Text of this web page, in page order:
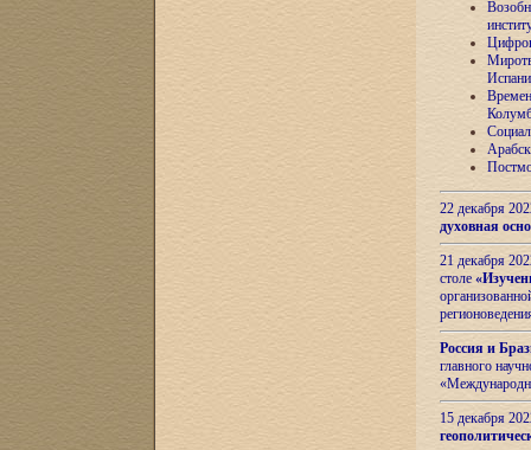
22 декабря
духовная
21 декабря
столе
Россия и
главного
15 декабря